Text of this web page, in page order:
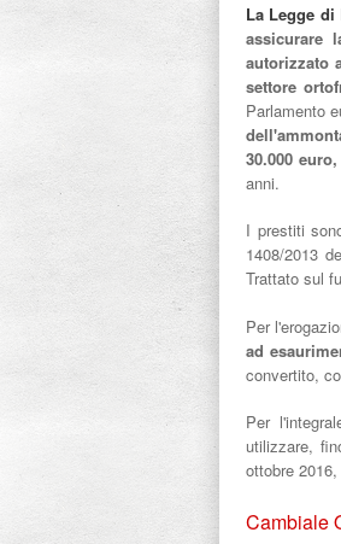
La Legge di
assicurare
autorizzato
settore
Parlamento
30.000 euro,
anni.
I prestiti
1408/2013
Trattato sul
Per
ad
convertito,
Per
utilizzare,
ottobre
Cambiale